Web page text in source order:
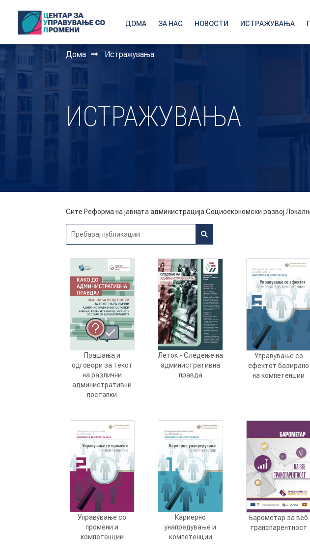
ДОМА ЗА НАС НОВОСТИ ИСТРАЖУВАЊА
Дома Истражувања
ИСТРАЖУВАЊА
Сите Реформа на јавната администрација Социоекономски развој
Прашања и
одговори за текот
на различни
административни
постапки
Леток - Следење на
административна
правда
Управување со
ефектот базирано
на компетенции
Управување со
промени и
компетенции
Кариерно
унапредување и
компетенции
Барометар за веб
транспарентност